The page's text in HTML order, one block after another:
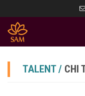
TALENT / CHI